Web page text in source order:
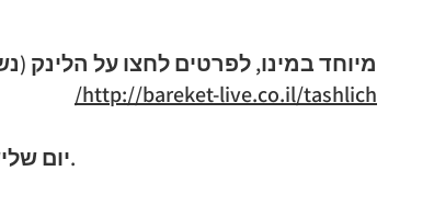
מיוחד במינו, לפרטים לחצו על הלינק (נשארו 5
http://bareket-live.co.il/tashlich/
יום שלישי 27.9 לא יתקיימו חדשות המלאכים.